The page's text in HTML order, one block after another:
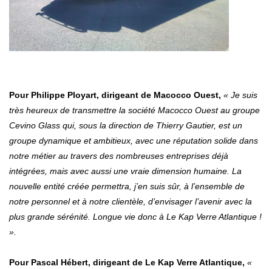
Pour Philippe Ployart, dirigeant de Macocco Ouest, « Je suis
très heureux de transmettre la société Macocco Ouest au groupe
Cevino Glass qui, sous la direction de Thierry Gautier, est un
groupe dynamique et ambitieux, avec une réputation solide dans
notre métier au travers des nombreuses entreprises déjà
intégrées, mais avec aussi une vraie dimension humaine. La
nouvelle entité créée permettra, j’en suis sûr, à l’ensemble de
notre personnel et à notre clientèle, d’envisager l’avenir avec la
plus grande sérénité. Longue vie donc à Le Kap Verre Atlantique !
».
Pour Pascal Hébert, dirigeant de Le Kap Verre Atlantique, «